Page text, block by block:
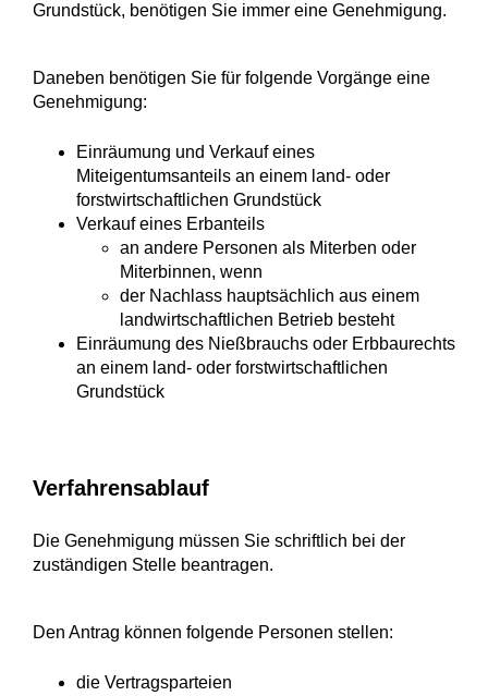
Grundstück, benötigen Sie immer eine Genehmigung.
Daneben benötigen Sie für folgende Vorgänge eine
Genehmigung:
Einräumung und Verkauf eines
Miteigentumsanteils an einem land- oder
forstwirtschaftlichen Grundstück
Verkauf eines Erbanteils
an andere Personen als Miterben oder
Miterbinnen, wenn
der Nachlass hauptsächlich aus einem
landwirtschaftlichen Betrieb besteht
Einräumung des Nießbrauchs oder Erbbaurechts
an einem land- oder forstwirtschaftlichen
Grundstück
Verfahrensablauf
Die Genehmigung müssen Sie schriftlich bei der
zuständigen Stelle beantragen.
Den Antrag können folgende Personen stellen:
die Vertragsparteien